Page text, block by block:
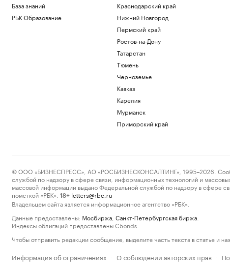
База знаний
РБК Образование
Краснодарский край
Нижний Новгород
Пермский край
Ростов-на-Дону
Татарстан
Тюмень
Черноземье
Кавказ
Карелия
Мурманск
Приморский край
© ООО «БИЗНЕСПРЕСС», АО «РОСБИЗНЕСКОНСАЛТИНГ», 1995–2026.
службой по надзору в сфере связи, информационных технологий и
массовой информации выдано Федеральной службой по надзору в сфере
пометкой «РБК».
18+ letters@rbc.ru
Владельцем сайта является информационное агентство «РБК».
Данные предоставлены: Мосбиржа Санкт-Петербургская биржа
Индексы облигаций предоставлены Cbonds.
Чтобы отправить редакции сообщение, выделите часть текста в статье и
Информация об ограничениях · О соблюдении авторских прав ·